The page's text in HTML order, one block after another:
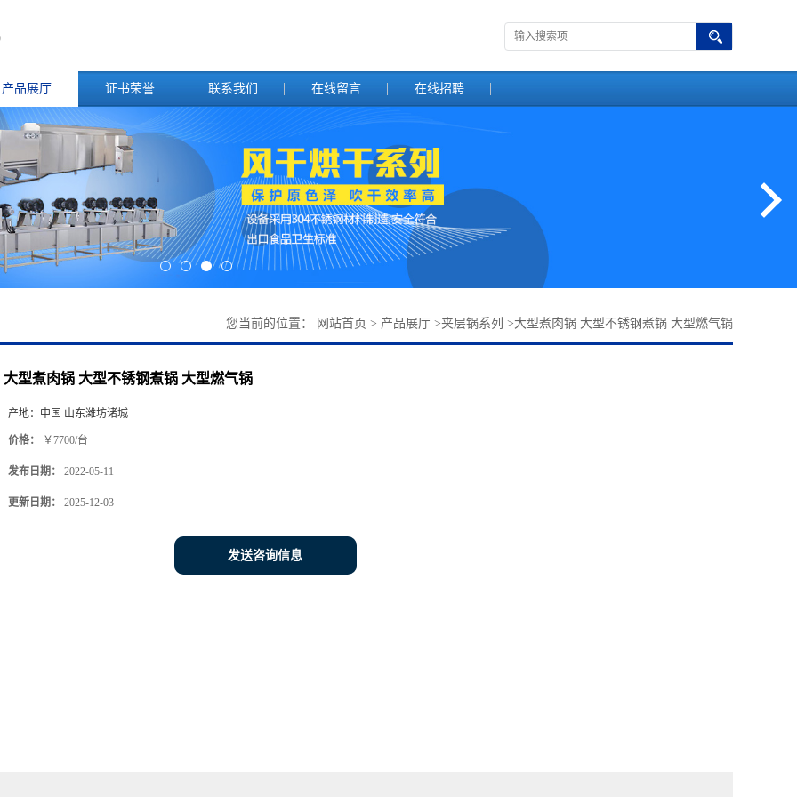
产品展厅 证书荣誉 联系我们 在线留言 在线招聘
您当前的位置： 网站首页 > 产品展厅 >夹层锅系列 >大型煮肉锅 大型不锈钢煮锅 大型燃气锅
大型煮肉锅 大型不锈钢煮锅 大型燃气锅
产地： 中国 山东潍坊诸城
价格： ￥7700/台
发布日期： 2022-05-11
更新日期： 2025-12-03
发送咨询信息